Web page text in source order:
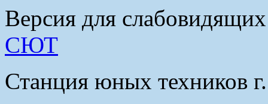
Версия для слабовидящих
СЮТ
Станция юных техников